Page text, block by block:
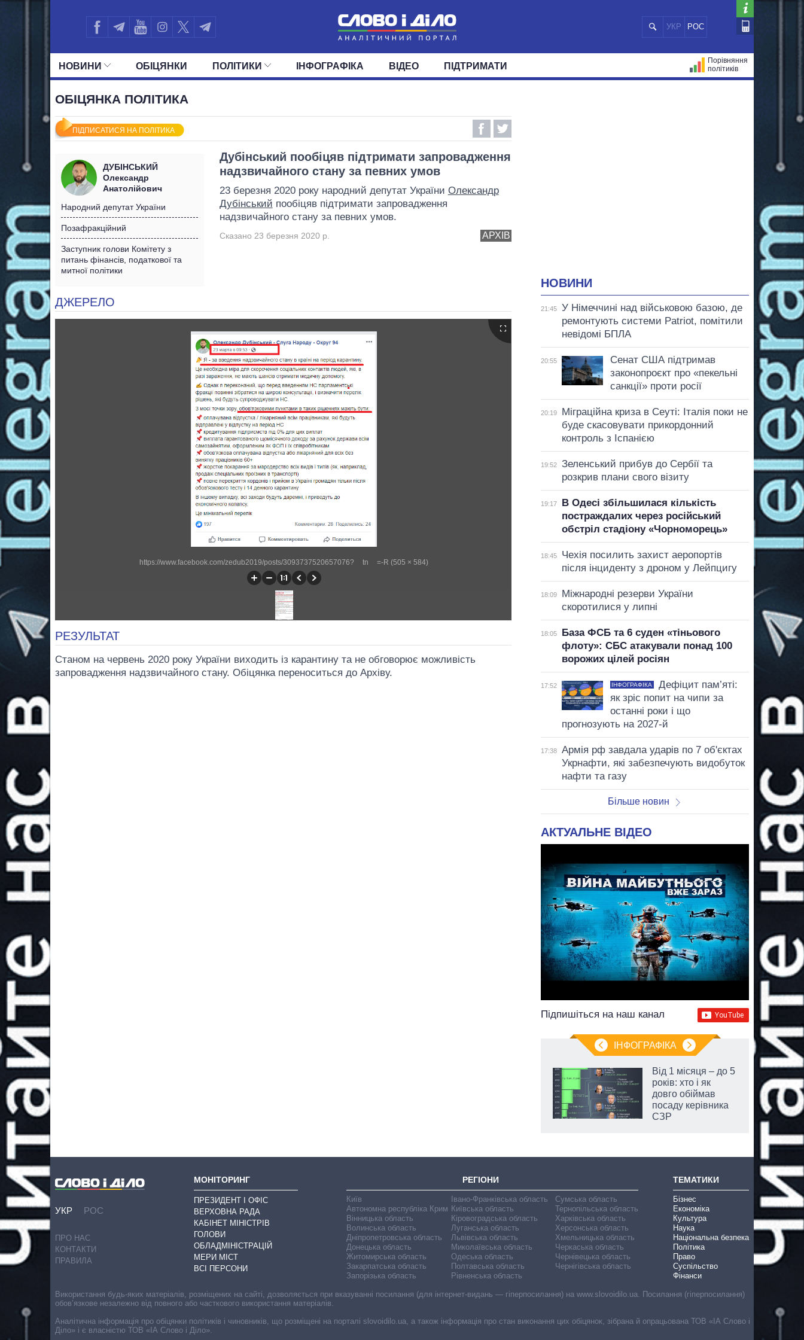
УКР РОС
НОВИНИ
СВІТ
ОБIЦЯНКИ ПОЛIТИКИ
ОКРУГИ
ІНФОГРАФІКА ВІДЕО ПІДТРИМАТИ
Порівняння
політиків
ОБІЦЯНКА ПОЛІТИКА
ПІДПИСАТИСЯ НА ПОЛІТИКА
ДУБІНСЬКИЙ
Олександр
Анатолійович
Народний депутат України
Позафракційний
Заступник голови Комітету з
питань фінансів, податкової та
митної політики
Дубінський пообіцяв підтримати запровадження
надзвичайного стану за певних умов
23 березня 2020 року народний депутат України Олександр
Дубінський пообіцяв підтримати запровадження
надзвичайного стану за певних умов.
АРХІВ
Сказано 23 березня 2020 р.
ДЖЕРЕЛО
https://www.facebook.com/zedub2019/posts/3093737520657076?__tn__=-R (505 × 584)
РЕЗУЛЬТАТ
Станом на червень 2020 року України виходить із карантину та не обговорює можливість
запровадження надзвичайного стану. Обіцянка переноситься до Архіву.
НОВИНИ
21:45
У Німеччині над військовою базою, де
ремонтують системи Patriot, помітили
невідомі БПЛА
20:55
Сенат США підтримав
законопроєкт про «пекельні
санкції» проти росії
20:19
Міграційна криза в Сеуті: Італія поки не
буде скасовувати прикордонний
контроль з Іспанією
19:52
Зеленський прибув до Сербії та
розкрив плани свого візиту
19:17
В Одесі збільшилася кількість
постраждалих через російський
обстріл стадіону «Чорноморець»
18:45
Чехія посилить захист аеропортів
після інциденту з дроном у Лейпцигу
18:09
Міжнародні резерви України
скоротилися у липні
18:05
База ФСБ та 6 суден «тіньового
флоту»: СБС атакували понад 100
ворожих цілей росіян
17:52 ІНФОГРАФІКА
Дефіцит пам’яті:
як зріс попит на чипи за
останні роки і що
прогнозують на 2027-й
17:38
Армія рф завдала ударів по 7 об'єктах
Укрнафти, які забезпечують видобуток
нафти та газу
Більше новин
АКТУАЛЬНЕ ВІДЕО
Підпишіться на наш канал
ІНФОГРАФІКА
Від 1 місяця – до 5
років: хто і як
довго обіймав
посаду керівника
СЗР
УКР РОС
ПРО НАС
КОНТАКТИ
ПРАВИЛА
МОНІТОРИНГ
ПРЕЗИДЕНТ І ОФІС
ВЕРХОВНА РАДА
КАБІНЕТ МІНІСТРІВ
ГОЛОВИ
ОБЛАДМІНІСТРАЦІЙ
МЕРИ МІСТ
ВСІ ПЕРСОНИ
РЕГІОНИ
Київ
Автономна республіка Крим
Вінницька область
Волинська область
Дніпропетровська область
Донецька область
Житомирська область
Закарпатська область
Запорізька область
Івано-Франківська область
Київська область
Кіровоградська область
Луганська область
Львівська область
Миколаївська область
Одеська область
Полтавська область
Рівненська область
Сумська область
Тернопільська область
Харківська область
Херсонська область
Хмельницька область
Черкаська область
Чернівецька область
Чернігівська область
ТЕМАТИКИ
Бізнес
Економіка
Культура
Наука
Національна безпека
Політика
Право
Суспільство
Фінанси
Використання будь-яких матеріалів, розміщених на сайті, дозволяється при вказуванні посилання (для інтернет-видань — гіперпосилання) на www.slovoidilo.ua. Посилання (гіперпосилання)
обов’язкове незалежно від повного або часткового використання матеріалів.
Аналітична інформація про обіцянки політиків і чиновників, що розміщені на порталі slovoidilo.ua, а також інформація про стан виконання цих обіцянок, зібрана й опрацьована ТОВ «ІА Слово і
Діло» і є власністю ТОВ «ІА Слово і Діло».